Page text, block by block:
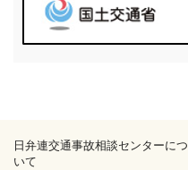
日弁連交通事故相談センターにつ
いて